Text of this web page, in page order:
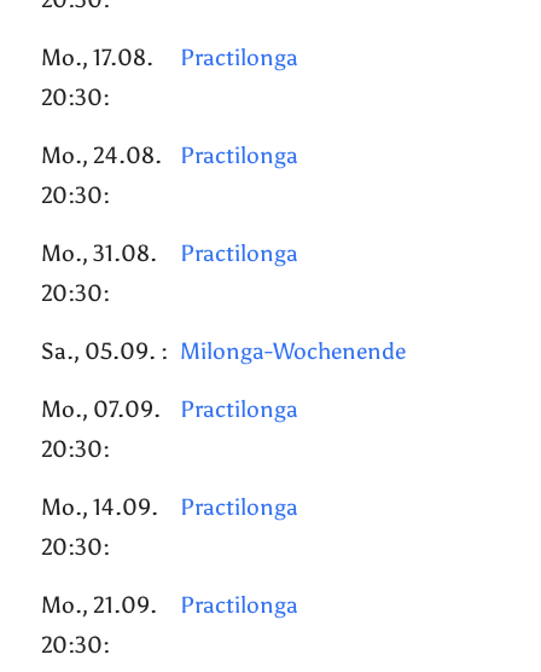
Mo., 17.08.
20:30:
Practilonga
Mo., 24.08.
20:30:
Practilonga
Mo., 31.08.
20:30:
Practilonga
Sa., 05.09. : Milonga-Wochenende
Mo., 07.09.
20:30:
Practilonga
Mo., 14.09.
20:30:
Practilonga
Mo., 21.09.
20:30:
Practilonga